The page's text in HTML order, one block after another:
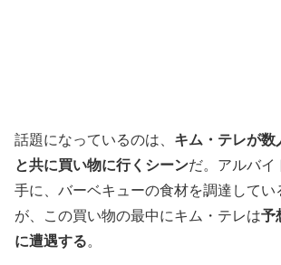
話題になっているのは、 キム・テレが数
と共に買い物に行くシーンだ。アルバイ
手に、バーベキューの食材を調達してい
が、この買い物の最中にキム・テレは予
に遭遇する。